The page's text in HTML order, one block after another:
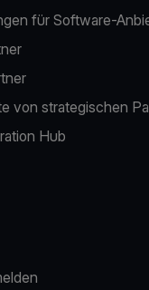
für Software-
von strategischen
Hub